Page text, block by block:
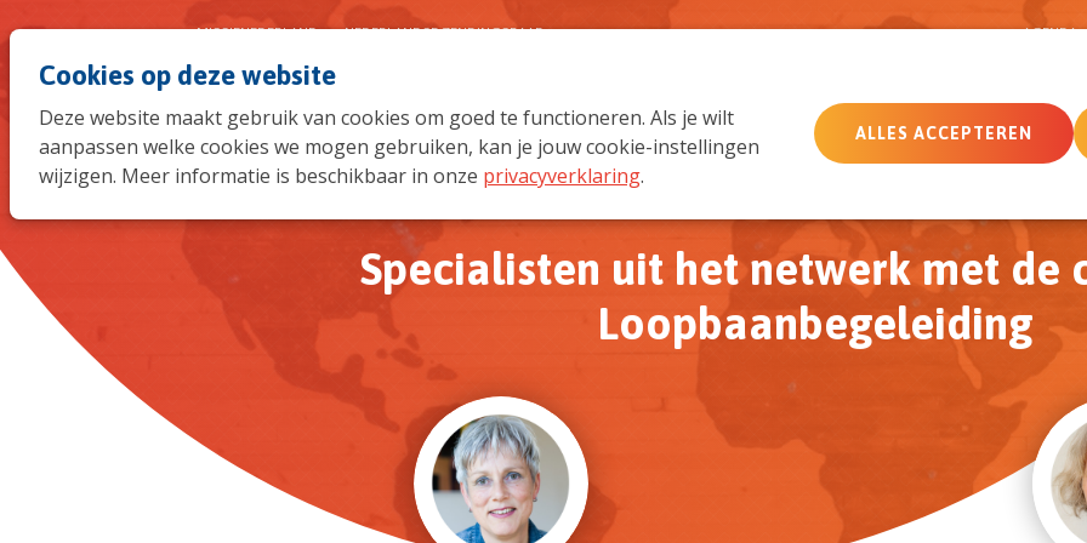
Cookies op deze website
Deze website maakt gebruik van cookies om goed te functioneren. Als je wilt
aanpassen welke cookies we mogen gebruiken, kan je jouw cookie-instellingen
wijzigen. Meer informatie is beschikbaar in onze privacyverklaring.
ALLES ACCEPTEREN
MemberCare Netwerk
MISSIENEDERLAND NEDERLANDSE ZENDINGSRAAD AGENDA
Specialisten uit het netwerk met de
Loopbaanbegeleiding